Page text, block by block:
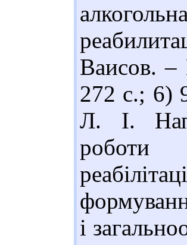
Ваисов.
272 с.; 6)
Л. І.
і